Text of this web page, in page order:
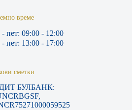
време
пет: 09:00 - 12:00
пет: 13:00 - 17:00
сметки
БУЛБАНК: